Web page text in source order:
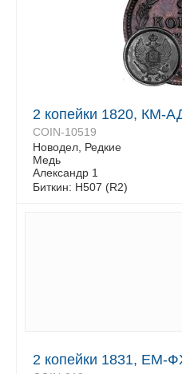
2 копейки 1820, КМ-
COIN-10519
Новодел, Редкие
Медь
Александр 1
Биткин: Н507 (R2)
2 копейки 1831, ЕМ-